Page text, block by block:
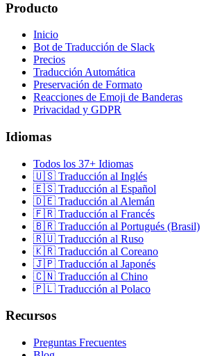
Producto
Inicio
Bot de Traducción de Slack
Precios
Traducción Automática
Preservación de Formato
Reacciones de Emoji de Banderas
Privacidad y GDPR
Idiomas
Todos los 37+ Idiomas
🇺🇸 Traducción al Inglés
🇪🇸 Traducción al Español
🇩🇪 Traducción al Alemán
🇫🇷 Traducción al Francés
🇧🇷 Traducción al Portugués (Brasil)
🇷🇺 Traducción al Ruso
🇰🇷 Traducción al Coreano
🇯🇵 Traducción al Japonés
🇨🇳 Traducción al Chino
🇵🇱 Traducción al Polaco
Recursos
Preguntas Frecuentes